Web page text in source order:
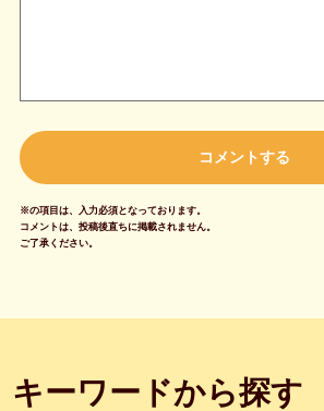
※の項目は、入力必須となっております。
コメントは、投稿後直ちに掲載されません。
ご了承ください。
キーワードから探す